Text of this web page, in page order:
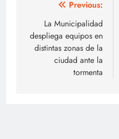
Navegación
entradas
Previous:
La Municipalidad
despliega equipos en
distintas zonas de la
ciudad ante la
tormenta